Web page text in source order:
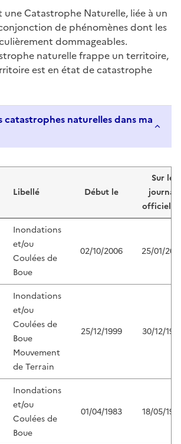
une Catastrophe Naturelle, liée à un
de phénomènes dont les
dommageables.
naturelle frappe un territoire,
est en état de catastrophe
catastrophes naturelles dans ma
Libellé Début le
Sur le
journal
officiel
Inondations
et/ou
Coulées de
Boue
02/10/2006 25/01/
Inondations
et/ou
Coulées de
Boue
Mouvement
de Terrain
25/12/1999 30/12/
Inondations
et/ou
Coulées de
Boue
01/04/1983 18/05/